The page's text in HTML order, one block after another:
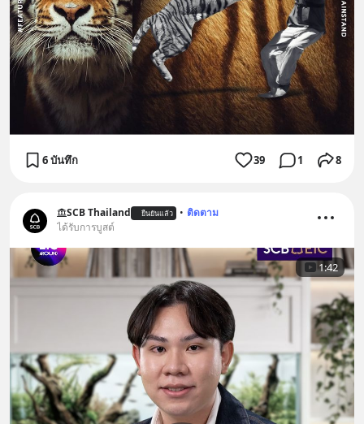
6 บันทึก 39 1 8
SCB Thailand ยืนยันแล้ว • ติดตาม
ได้รับการบูสต์
1:42